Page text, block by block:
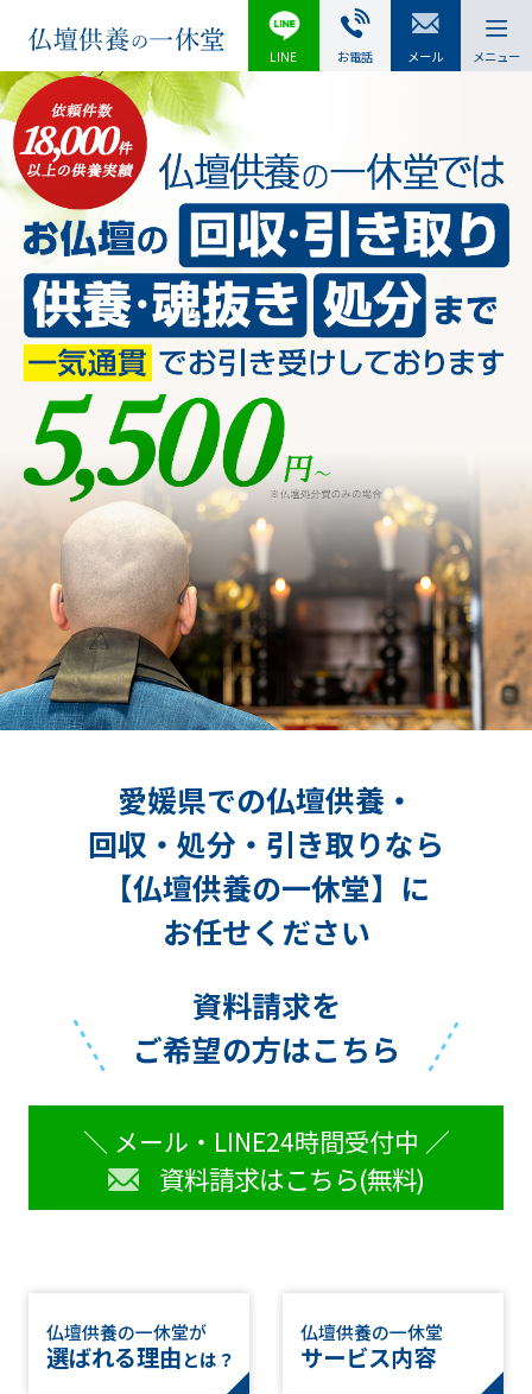
LINE お電話 メール メニュー
愛媛県での仏壇供養・
回収・処分・引き取りなら
【仏壇供養の一休堂】に
お任せください
資料請求を
ご希望の方はこちら
＼ メール・LINE24時間受付中 ／
資料請求はこちら(無料)
仏壇供養の一休堂が
選ばれる理由とは？
仏壇供養の一休堂
サービス内容